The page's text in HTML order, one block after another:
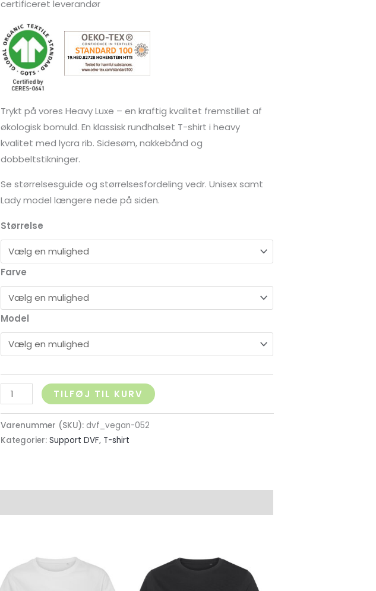
certificeret leverandør
Trykt på vores Heavy Luxe – en kraftig kvalitet fremstillet af
økologisk bomuld. En klassisk rundhalset T-shirt i heavy
kvalitet med lycra rib. Sidesøm, nakkebånd og
dobbeltstikninger.
Se størrelsesguide og størrelsesfordeling vedr. Unisex samt
Lady model længere nede på siden.
Størrelse
Farve
Model
TILFØJ TIL KURV
Varenummer (SKU): dvf_vegan-052
Kategorier: Support DVF, T-shirt